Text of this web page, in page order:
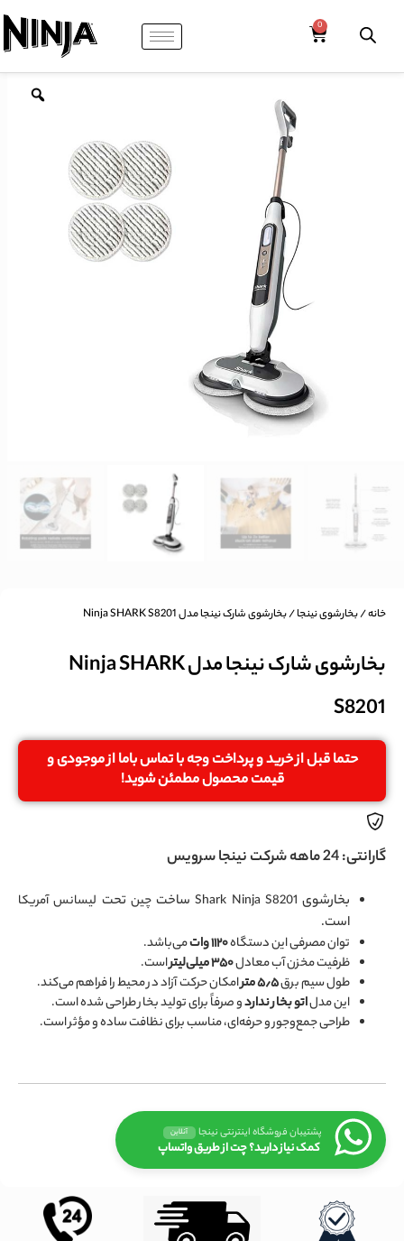
خانه/بخارشوی نینجا/ بخارشوی شارک نینجا مدل Ninja SHARK S8201
بخارشوی شارک نینجا مدل Ninja SHARK
S8201
حتما قبل از خرید و پرداخت وجه با تماس باما از موجودی و
قیمت محصول مطمئن شوید!
گارانتی: 24 ماهه شرکت نینجا سرویس
بخارشوی Shark Ninja S8201ساختچین تحت لیسانس آمریکا
است.
توان مصرفی این دستگاه۱۱۲۰ وات
می‌باشد.
ظرفیت مخزن آب معادل۳۵۰ میلی‌لیتر
است.
طول سیم برق۵٫۵ متر
امکان حرکت آزاد در محیط را فراهم می‌کند.
این مدلاتو بخار نداردو صرفاً برای تولید بخار طراحی شده است.
طراحی جمع‌وجور و حرفه‌ای، مناسب برای نظافت ساده و مؤثر است.
پشتیبان فروشگاه اینترنتی نینجا آنلاین
کمک نیاز دارید؟ چت از طریق واتساپ